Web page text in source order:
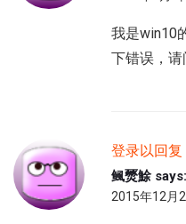
我是win10
下错误，请
登录以回复
鲺燹鮽 says:
2015年12月